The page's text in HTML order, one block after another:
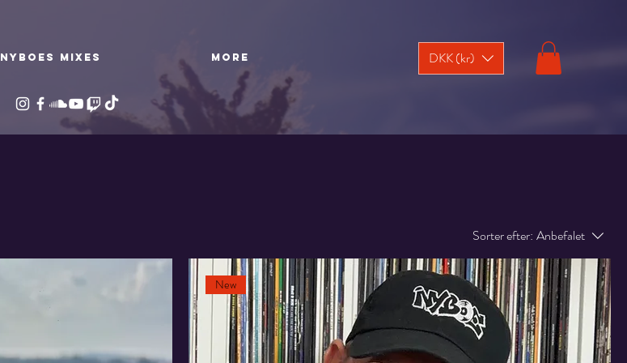
NYBOES MIXES More DKK (kr)
Sorter efter: Anbefalet
New